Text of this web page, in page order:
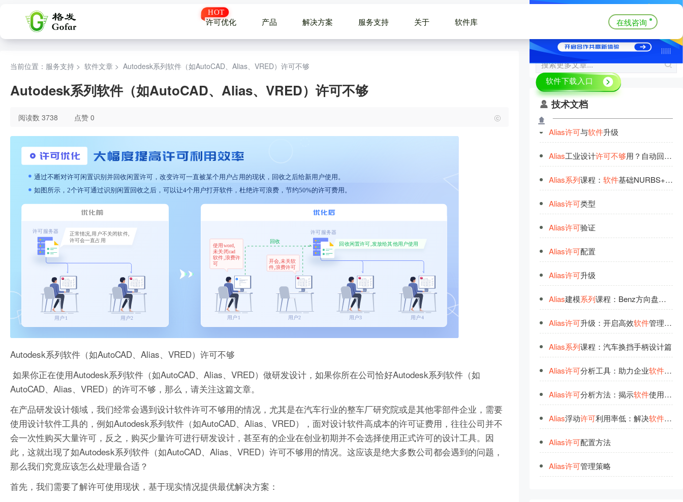
许可优化 产品 解决方案 服务支持 关于 软件库 在线咨询
当前位置：服务支持 > 软件文章 > Autodesk系列软件（如AutoCAD、Alias、VRED）许可不够
Autodesk系列软件（如AutoCAD、Alias、VRED）许可不够
阅读数 3738 点赞 0
Autodesk系列软件（如AutoCAD、Alias、VRED）许可不够
如果你正在使用Autodesk系列软件（如AutoCAD、Alias、VRED）做研发设计，如果你所在公司恰好Autodesk系列软件（如
AutoCAD、Alias、VRED）的许可不够，那么，请关注这篇文章。
在产品研发设计领域，我们经常会遇到设计软件许可不够用的情况，尤其是在汽车行业的整车厂研究院或是其他零部件企业，需要
使用设计软件工具的，例如Autodesk系列软件（如AutoCAD、Alias、VRED），面对设计软件高成本的许可证费用，往往公司并不
会一次性购买大量许可，反之，购买少量许可进行研发设计，甚至有的企业在创业初期并不会选择使用正式许可的设计工具。因
此，这就出现了如Autodesk系列软件（如AutoCAD、Alias、VRED）许可不够用的情况。这应该是绝大多数公司都会遇到的问题，
那么我们究竟应该怎么处理最合适？
首先，我们需要了解许可使用现状，基于现实情况提供最优解决方案：
技术文档
Alias许可与软件升级
Alias工业设计许可不够用？自动回收闲置，
Alias系列课程： 软件基础NURBS+SUBD（1月9号开课）
Alias许可类型
Alias许可验证
Alias许可配置
Alias许可升级
Alias建模系列课程：Benz方向盘设计
Alias许可升级：开启高效软件管理新时代
Alias系列课程：汽车换挡手柄设计篇
Alias许可分析工具：助力企业软件合规
Alias许可分析方法：揭示软件使用合规之道
Alias浮动许可利用率低：解决软件许
Alias许可配置方法
Alias许可管理策略